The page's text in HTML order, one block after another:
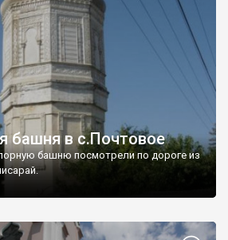
башня в с.Почтовое
башню посмотрели по дороге из